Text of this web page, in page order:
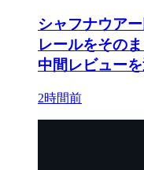
シャフナウア
レールをその
中間レビューを
2時間前